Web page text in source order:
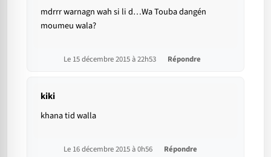
mdrrr warnagn wah si li d…Wa Touba dangén
moumeu wala?
Le 15 décembre 2015 à 22h53 Répondre
kiki
khana tid walla
Le 16 décembre 2015 à 0h56 Répondre